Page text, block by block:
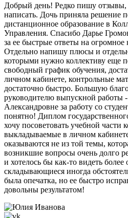
Добрый день! Редко пишу отзывы,
написать. Дочь приняла решение
дистанционное образование в
Управления. Спасибо Дарье
за ее быстрые ответы на огромное
Отдельно напишу плюсы и
которыми нужно коллективу еще
свободный график обучения,
личном кабинете, контрольные
достаточно быстро. Большую
руководителю выпускной работы
Александровне за работу со
понятно! Диплом
хочу посоветовать учебной части
выкладываемые в личном
оказываются не из той темы,
возникшие вопросы очень долго
и хотелось бы как-то видеть
складывающиеся иногда
была опечатка, но ее быстро
довольны результатом!